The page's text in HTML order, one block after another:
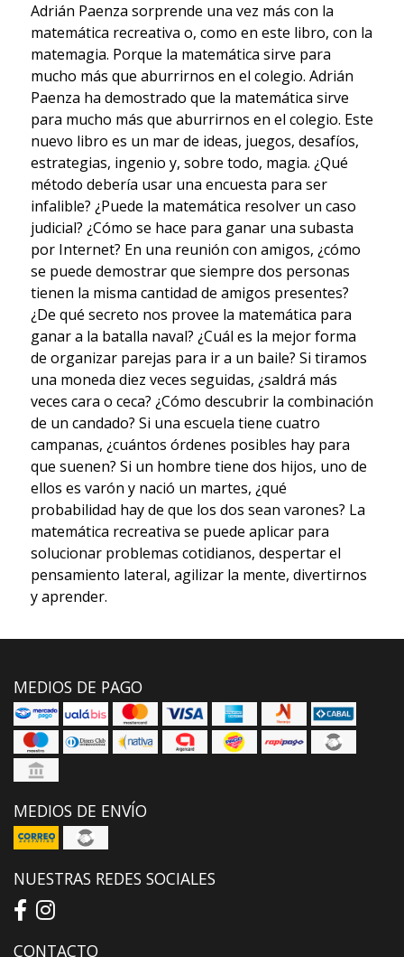
Adrián Paenza sorprende una vez más con la
matemática recreativa o, como en este libro, con la
matemagia. Porque la matemática sirve para
mucho más que aburrirnos en el colegio. Adrián
Paenza ha demostrado que la matemática sirve
para mucho más que aburrirnos en el colegio. Este
nuevo libro es un mar de ideas, juegos, desafíos,
estrategias, ingenio y, sobre todo, magia. ¿Qué
método debería usar una encuesta para ser
infalible? ¿Puede la matemática resolver un caso
judicial? ¿Cómo se hace para ganar una subasta
por Internet? En una reunión con amigos, ¿cómo
se puede demostrar que siempre dos personas
tienen la misma cantidad de amigos presentes?
¿De qué secreto nos provee la matemática para
ganar a la batalla naval? ¿Cuál es la mejor forma
de organizar parejas para ir a un baile? Si tiramos
una moneda diez veces seguidas, ¿saldrá más
veces cara o ceca? ¿Cómo descubrir la combinación
de un candado? Si una escuela tiene cuatro
campanas, ¿cuántos órdenes posibles hay para
que suenen? Si un hombre tiene dos hijos, uno de
ellos es varón y nació un martes, ¿qué
probabilidad hay de que los dos sean varones? La
matemática recreativa se puede aplicar para
solucionar problemas cotidianos, despertar el
pensamiento lateral, agilizar la mente, divertirnos
y aprender.
MEDIOS DE PAGO
MEDIOS DE ENVÍO
NUESTRAS REDES SOCIALES
CONTACTO